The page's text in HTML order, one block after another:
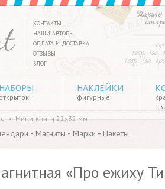
Тарифы
125р. (за
135р. (за
КОНТАКТЫ
НАШИ АВТОРЫ
ОПЛАТА И ДОСТАВКА
ОТЗЫВЫ
БЛОГ
НАБОРЫ
открыток
НАКЛЕЙКИ
фигурные
> Мини-книги 22х32 мм
- Магниты - Марки - Пакеты
«Про ежиху